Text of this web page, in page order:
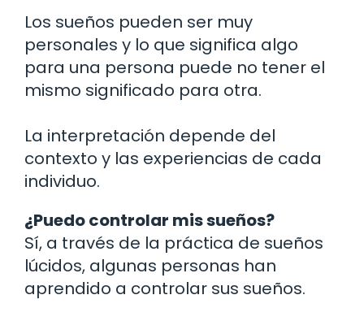
Los sueños pueden ser muy
personales y lo que significa algo
para una persona puede no tener el
mismo significado para otra.
La interpretación depende del
contexto y las experiencias de cada
individuo.
¿Puedo controlar mis sueños?
Sí, a través de la práctica de sueños
lúcidos, algunas personas han
aprendido a controlar sus sueños.